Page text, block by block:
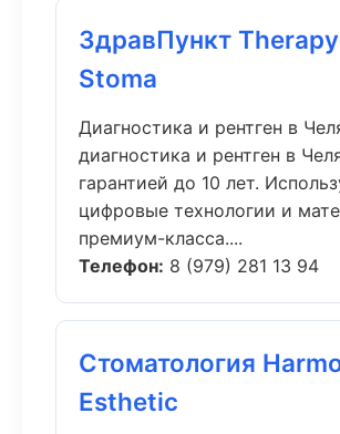
ЗдравПункт Therapy
Stoma
Диагностика и рентген в
диагностика и рентген в
гарантией до 10 лет.
цифровые технологии и
премиум-класса....
Телефон: 8 (979) 281 13 94
Стоматология
Esthetic